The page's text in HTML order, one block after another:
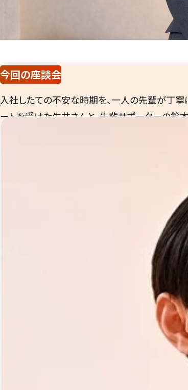
今回の座談会
入社したての不安な時期を、一人の先輩が丁寧
ートを受けた生井さんと、先輩サポーターの鈴